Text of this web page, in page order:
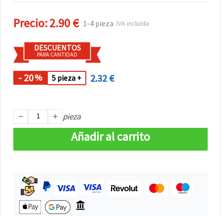
Precio:2.90 € 1-4 pieza IVA incluida
DESCUENTOS
PARA CANTIDAD
- 20% 5 pieza + 2.32 €
pieza
Añadir al carrito